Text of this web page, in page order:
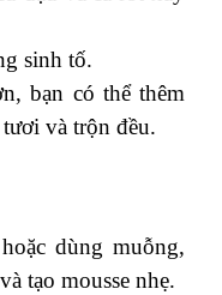
sinh tố.
bạn có thể thêm
và trộn đều.
dùng muỗng,
tạo mousse nhẹ.